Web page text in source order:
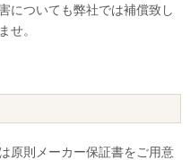
についても弊社では補償致し
せ。
原則メーカー保証書をご用意